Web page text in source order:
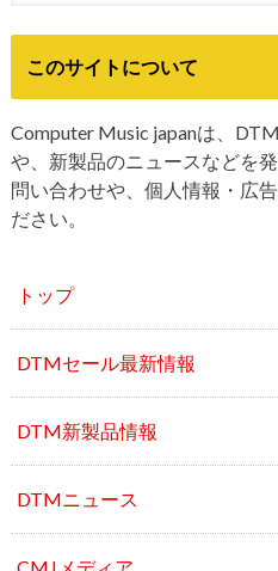
このサイトについて
Computer Music japanは、
や、新製品のニュースなどを
ださい。
トップ
DTMセール最新情報
DTM新製品情報
DTMニュース